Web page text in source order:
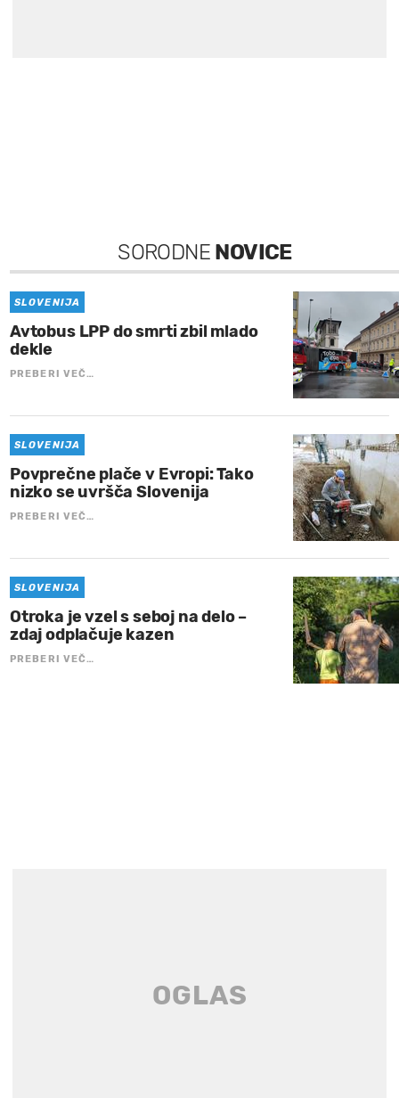
SORODNE NOVICE
SLOVENIJA
Avtobus LPP do smrti zbil mlado
dekle
PREBERI VEČ…
SLOVENIJA
Povprečne plače v Evropi: Tako
nizko se uvršča Slovenija
PREBERI VEČ…
SLOVENIJA
Otroka je vzel s seboj na delo –
zdaj odplačuje kazen
PREBERI VEČ…